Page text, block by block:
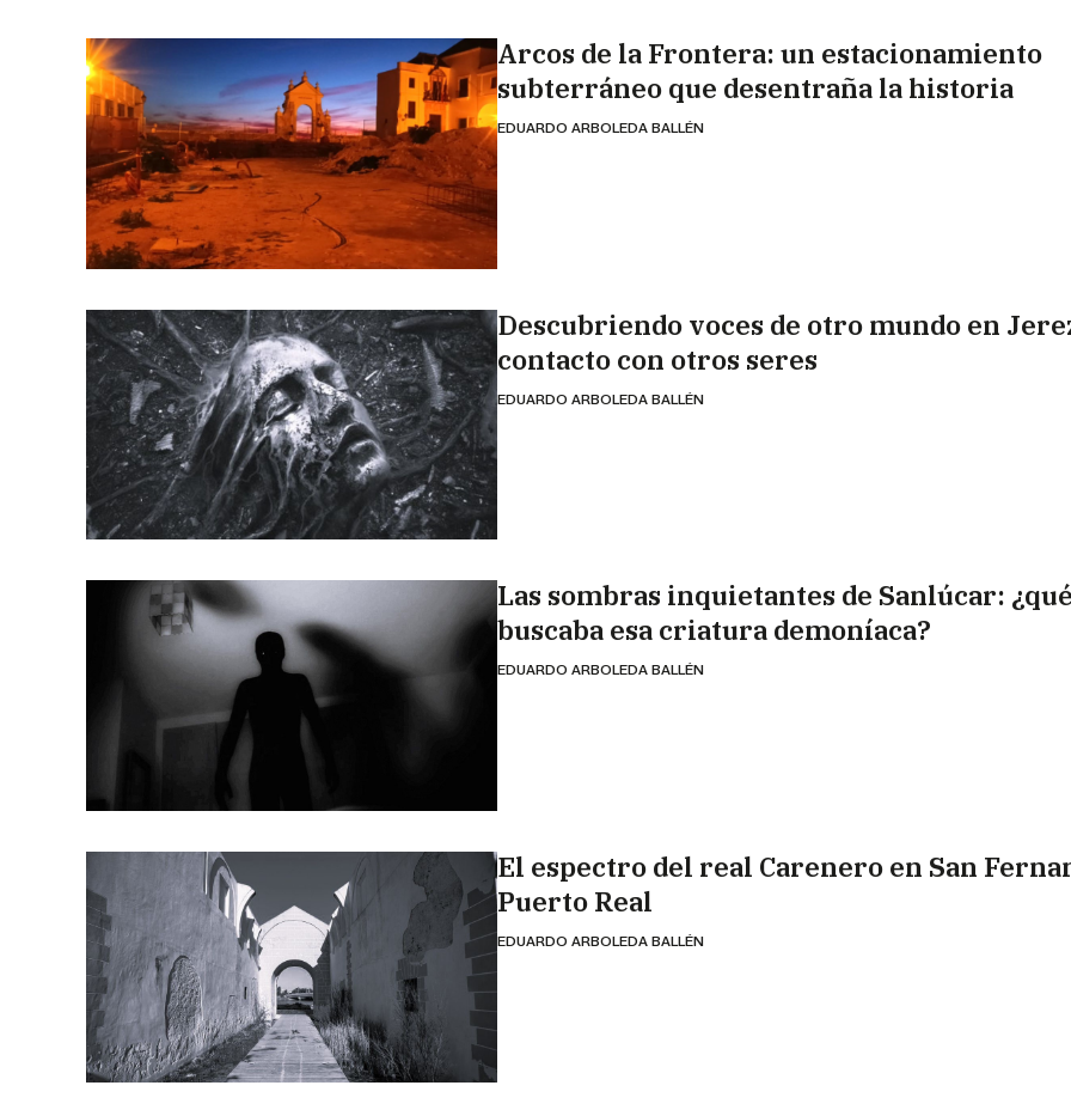
Arcos de la Frontera: un estacionamiento
subterráneo que desentraña la historia
EDUARDO ARBOLEDA BALLÉN
Descubriendo voces de otro mundo en
contacto con otros seres
EDUARDO ARBOLEDA BALLÉN
Las sombras inquietantes de Sanlúcar:
buscaba esa criatura demoníaca?
EDUARDO ARBOLEDA BALLÉN
El espectro del real Carenero en San
Puerto Real
EDUARDO ARBOLEDA BALLÉN